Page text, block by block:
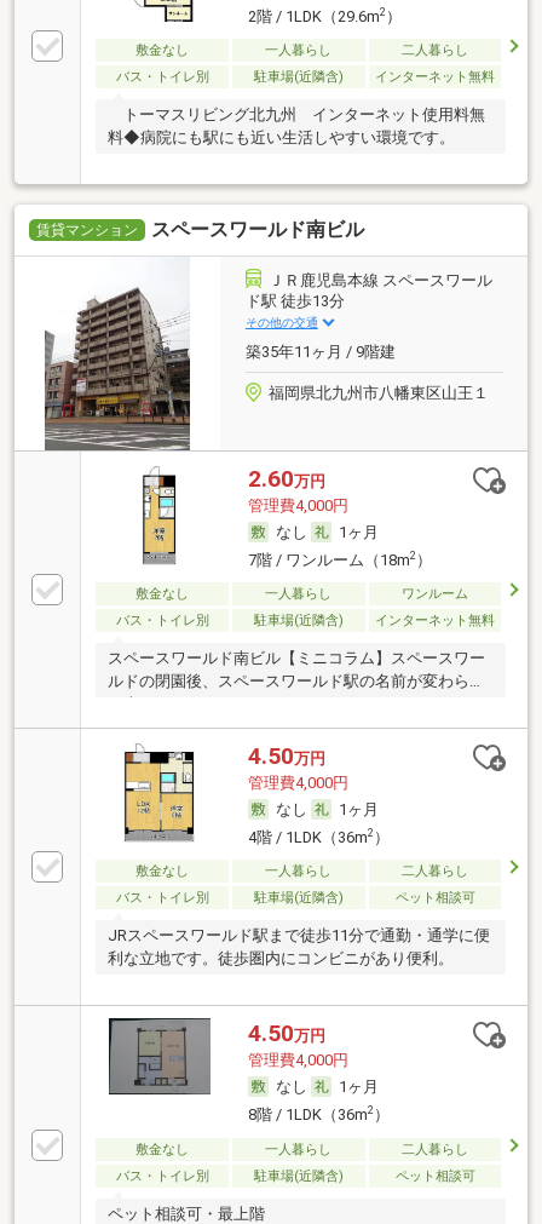
2階 / 1LDK（29.6m2）
敷金なし 一人暮らし
二人暮らし
バス・トイレ別
駐車場(近隣含) インターネット無料
トーマスリビング北九州 インターネット使用料無
料◆病院にも駅にも近い生活しやすい環境です。
賃貸マンション スペースワールド南ビル
ＪＲ鹿児島本線 スペースワール
ド駅 徒歩13分
その他の交通
築35年11ヶ月 / 9階建
福岡県北九州市八幡東区山王１
2.60万円
管理費4,000円
なし
1ヶ月
7階 / ワンルーム（18m2）
敷金なし 一人暮らし
ワンルーム
バス・トイレ別
駐車場(近隣含) インターネット無料
スペースワールド南ビル【ミニコラム】スペースワー
ルドの閉園後、スペースワールド駅の名前が変わらな
4.50万円
管理費4,000円
なし
1ヶ月
4階 / 1LDK（36m2）
敷金なし 一人暮らし
二人暮らし
バス・トイレ別
駐車場(近隣含) ペット相談可
JRスペースワールド駅まで徒歩11分で通勤・通学に便
利な立地です。徒歩圏内にコンビニがあり便利。
4.50万円
管理費4,000円
なし
1ヶ月
8階 / 1LDK（36m2）
敷金なし 一人暮らし
二人暮らし
バス・トイレ別
駐車場(近隣含) ペット相談可
ペット相談可・最上階